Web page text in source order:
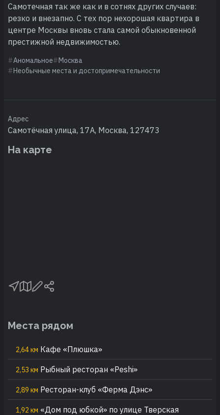
Самотечная так же как и в сотнях других случаев:
резко и внезапно. С тех пор нехорошая квартира в
центре Москвы вновь стала самой обыкновенной
престижной недвижимостью.
Аномальное
Москва
Необычные места и достопримечательности
Адрес
Самотёчная улица, 17А, Москва, 127473
На карте
Места рядом
2,64 км Кафе «Плюшка»
2,53 км Рыбный ресторан «Peshi»
2,89 км Ресторан-клуб «Ферма Дэнс»
1,92 км «Дом под юбкой» по улице Тверская